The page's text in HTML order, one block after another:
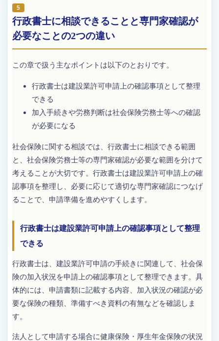
行政書士に相談できることと専門家確認が
必要なことの2つの違い
この章で扱う主なポイントは以下のとおりです。
行政書士は建設業許可申請上の確認事項として整理
できる
加入手続きや労務判断は社会保険労務士等への確認
が必要になる
社会保険に関する相談では、行政書士に相談できる範囲
と、社会保険労務士等の専門家確認が必要な範囲を分けて
考えることが大切です。行政書士は建設業許可申請上の確
認事項を整理し、必要に応じて適切な専門家確認につなげ
ることで、申請準備を進めやすくします。
行政書士は建設業許可申請上の確認事項として整理
できる
行政書士は、建設業許可申請の手続きに関連して、社会保
険の加入状況を申請上の確認事項として整理できます。具
体的には、申請書類に記載する内容、加入状況の確認が必
要な保険の種類、準備すべき資料の有無などを確認しま
す。
法人として申請する場合に健康保険・厚生年金保険の状況